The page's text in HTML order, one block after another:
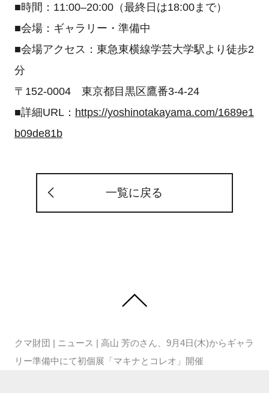
■時間：11:00–20:00（最終日は18:00まで）
■会場：ギャラリー・準備中
■会場アクセス：東急東横線学芸大学駅より徒歩2
分
〒152-0004 東京都目黒区鷹番3-4-24
■詳細URL： https://yoshinotakayama.com/1689e1
b09de81b
一覧に戻る
クマ財団 | ニュース | 高山 芳のさん、9月4日(木)からギャラ
リー準備中にて初個展「マキナとコレオ」開催